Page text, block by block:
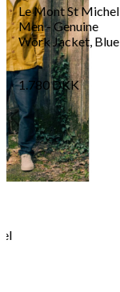
Le Mont St Michel
Men - Genuine
Work Jacket, Blue
1.780DKK